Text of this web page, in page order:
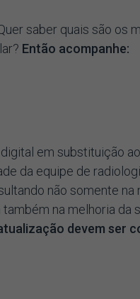
saber quais são os
Então acompanhe:
em substituição
da equipe de
não somente
na melhoria da
devem ser